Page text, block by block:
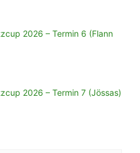
2026 – Termin 6 (Flann
2026 – Termin 7 (Jössas)